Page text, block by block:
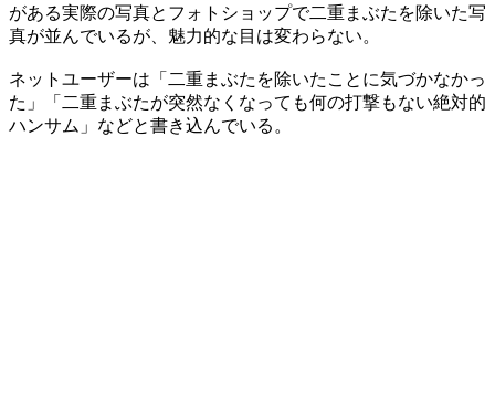
がある実際の写真とフォトショップで二重まぶたを除いた写
真が並んでいるが、魅力的な目は変わらない。
ネットユーザーは「二重まぶたを除いたことに気づかなかっ
た」「二重まぶたが突然なくなっても何の打撃もない絶対的
ハンサム」などと書き込んでいる。